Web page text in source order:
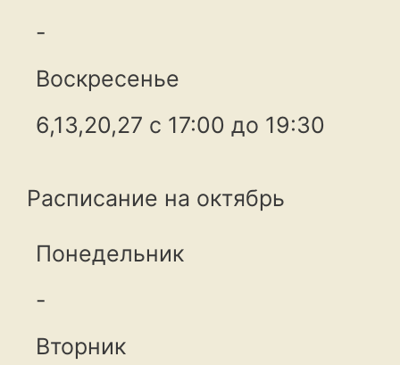
-
Воскресенье
6,13,20,27 с 17:00 до 19:30
Расписание на октябрь
Понедельник
-
Вторник